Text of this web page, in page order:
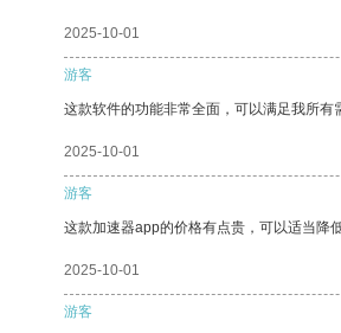
2025-10-01
游客
这款软件的功能非常全面，可以满足我所有
2025-10-01
游客
这款加速器app的价格有点贵，可以适当降
2025-10-01
游客